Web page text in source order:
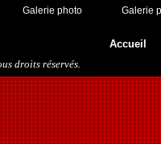
Galerie photo
Galerie
Accueil
droits réservés.